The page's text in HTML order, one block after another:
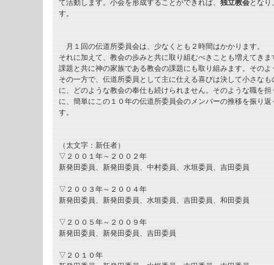
て活動します。小会を形成することができれば、独立教会となり
す。
月１回の伝道所委員会は、少なくとも２時間はかかります。
それに加えて、教会の歩みと共に取り組むべきことも増えてき
課題と共に神の家族である教会の課題にも取り組みます。その
その一方で、伝道所委員として主に仕える喜びは決して小さな
に、どのような教会の奉仕も続けられません。そのような職を
に、簡単にこの１０年の伝道所委員会のメンバーの推移を振り
す。
（太文字：新任者）
▽２００１年～２００２年
新発田委員、新発田委員、中村委員、水垣委員、吉田委員
▽２００３年～２００４年
新発田委員、新発田委員、水垣委員、吉田委員、和田委員
▽２００５年～２００９年
新発田委員、新発田委員、吉田委員
▽２０１０年